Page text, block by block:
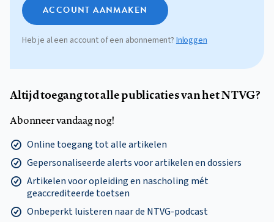
ACCOUNT AANMAKEN
Heb je al een account of een abonnement? Inloggen
Altijd toegang tot alle publicaties van het NTVG?
Abonneer vandaag nog!
Online toegang tot alle artikelen
Gepersonaliseerde alerts voor artikelen en dossiers
Artikelen voor opleiding en nascholing mét
geaccrediteerde toetsen
Onbeperkt luisteren naar de NTVG-podcast